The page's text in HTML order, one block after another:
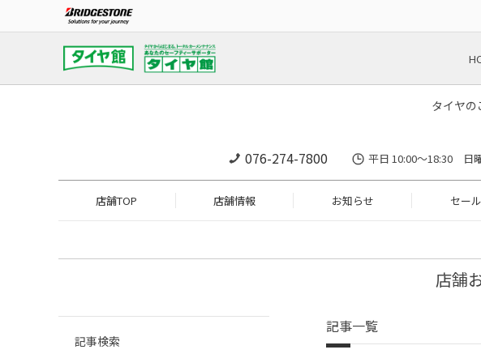
タイヤの
076-274-7800 平日 10:00～18:30 日
店舗TOP 店舗情報 お知らせ セー
店舗
記事一覧
記事検索